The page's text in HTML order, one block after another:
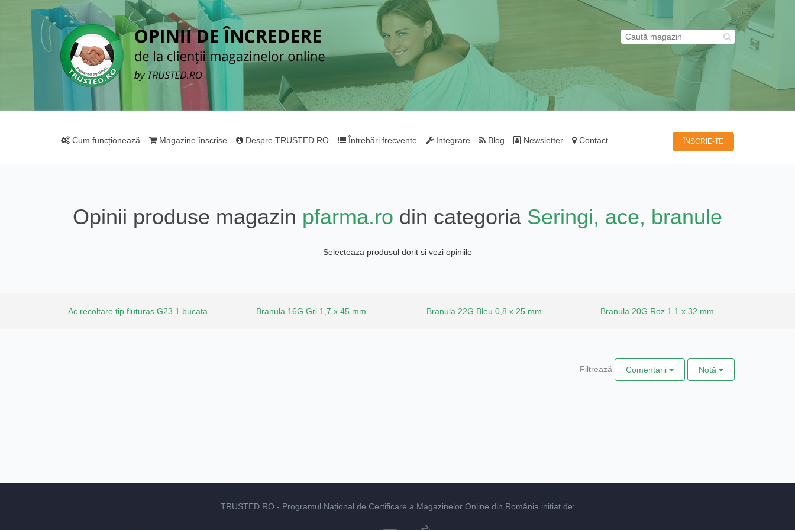
Cum funcționează Magazine înscrise Despre TRUSTED.RO Întrebări frecvente Integrare Blog Newsletter Contact ÎNSCRIE-TE
Opinii produse magazin pfarma.ro din categoria Seringi, ace, branule
Selecteaza produsul dorit si vezi opiniile
Ac recoltare tip fluturas G23 1 bucata Branula 16G Gri 1,7 x 45 mm Branula 22G Bleu 0,8 x 25 mm Branula 20G Roz 1.1 x 32 mm
Filtrează Comentarii Notă
TRUSTED.RO - Programul Național de Certificare a Magazinelor Online din România inițiat de: